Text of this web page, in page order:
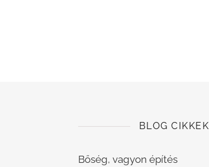
BLOG CIKKEK
Bőség, vagyon építés